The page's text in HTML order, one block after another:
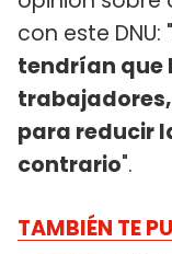
con este DNU: "
tendrían que
para reducir
contrario".
TAMBIÉN TE